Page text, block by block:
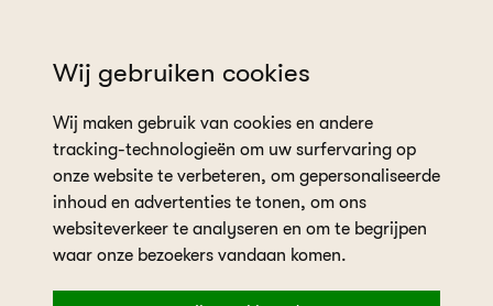
Wij gebruiken cookies
Wij maken gebruik van cookies en andere
tracking-technologieën om uw surfervaring op
onze website te verbeteren, om gepersonaliseerde
inhoud en advertenties te tonen, om ons
websiteverkeer te analyseren en om te begrijpen
waar onze bezoekers vandaan komen.
in the picture Real Bride Saskia